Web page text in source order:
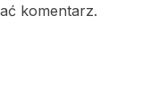
komentarz.